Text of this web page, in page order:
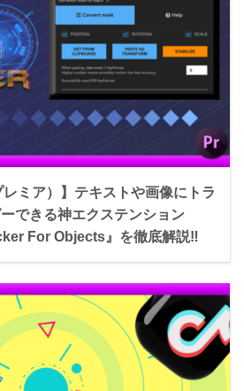
ミア）】テキストや画像にトラ
できる神エクステンション
For Objects』を徹底解説‼︎